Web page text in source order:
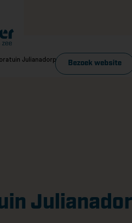
Julianadorp
Bezoek website